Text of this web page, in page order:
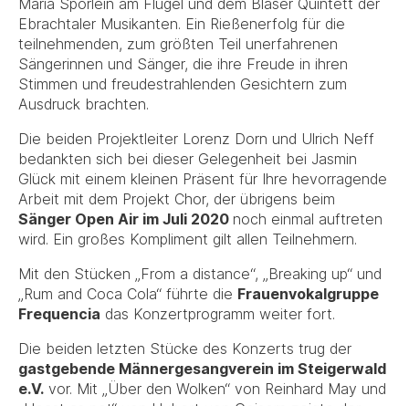
Maria Spörlein am Flügel und dem Bläser Quintett der
Ebrachtaler Musikanten. Ein Rießenerfolg für die
teilnehmenden, zum größten Teil unerfahrenen
Sängerinnen und Sänger, die ihre Freude in ihren
Stimmen und freudestrahlenden Gesichtern zum
Ausdruck brachten.
Die beiden Projektleiter Lorenz Dorn und Ulrich Neff
bedankten sich bei dieser Gelegenheit bei Jasmin
Glück mit einem kleinen Präsent für Ihre hevorragende
Arbeit mit dem Projekt Chor, der übrigens beim
Sänger Open Air im Juli 2020 noch einmal auftreten
wird. Ein großes Kompliment gilt allen Teilnehmern.
Mit den Stücken „From a distance“, „Breaking up“ und
„Rum and Coca Cola“ führte die Frauenvokalgruppe
Frequencia das Konzertprogramm weiter fort.
Die beiden letzten Stücke des Konzerts trug der
gastgebende Männergesangverein im Steigerwald
e.V. vor. Mit „Über den Wolken“ von Reinhard May und